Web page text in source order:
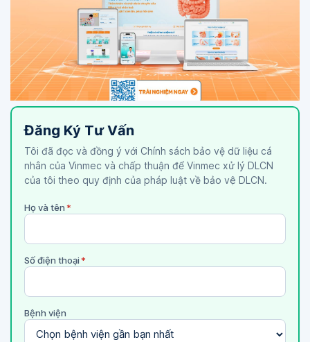
Đăng Ký Tư Vấn
Tôi đã đọc và đồng ý với Chính sách bảo vệ dữ liệu cá
nhân của Vinmec và chấp thuận để Vinmec xử lý DLCN
của tôi theo quy định của pháp luật về bảo vệ DLCN.
Họ và tên*
Số điện thoại*
Bệnh viện